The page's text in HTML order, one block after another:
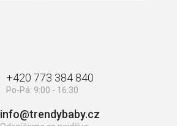
info@trendybaby.cz
+420 773 384 840